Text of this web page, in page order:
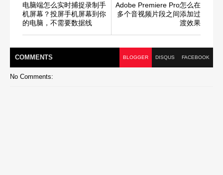
Adobe Premiere Pro怎么在
多个音视频片段之间添加过
渡效果
电脑端怎么实时捕捉录制手
机屏幕？投屏手机屏幕到你
的电脑，不需要数据线
COMMENTS BLOGGER DISQUS FACEBOOK
No Comments: